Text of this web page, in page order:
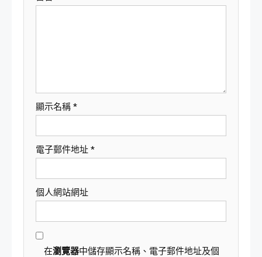
顯示名稱 *
電子郵件地址 *
個人網站網址
在瀏覽器中儲存顯示名稱、電子郵件地址及個